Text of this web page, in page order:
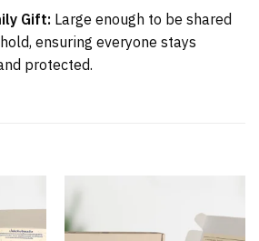
Gift: Large enough to be shared
ensuring everyone stays
protected.